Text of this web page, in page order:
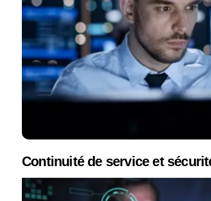
Continuité de service et